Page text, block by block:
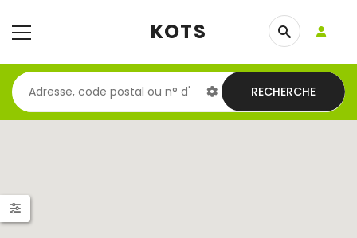
KOTS
RECHERCHE